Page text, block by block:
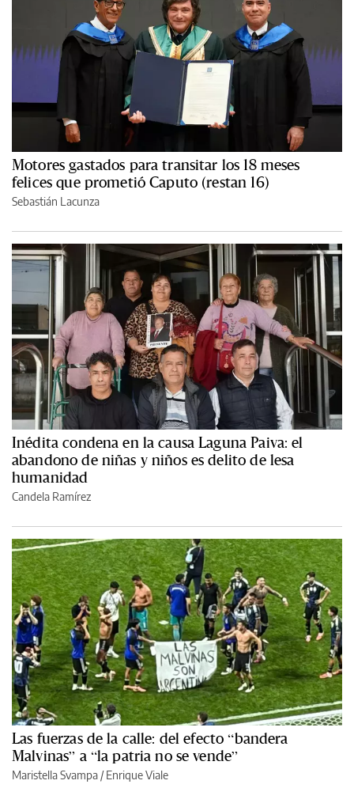
Motores gastados para transitar los 18 meses
felices que prometió Caputo (restan 16)
Sebastián Lacunza
Inédita condena en la causa Laguna Paiva: el
abandono de niñas y niños es delito de lesa
humanidad
Candela Ramírez
Las fuerzas de la calle: del efecto “bandera
Malvinas” a “la patria no se vende”
Maristella Svampa /Enrique Viale